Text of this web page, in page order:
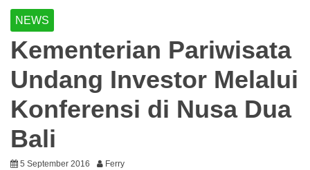
NEWS
Kementerian Pariwisata
Undang Investor Melalui
Konferensi di Nusa Dua
Bali
5 September 2016 Ferry